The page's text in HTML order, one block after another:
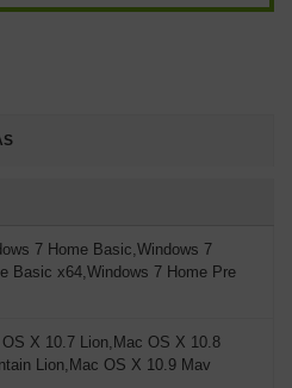
7 Home Basic,Windows 7
Basic x64,Windows 7 Home Pre
OS X 10.7 Lion,Mac OS X 10.8
Lion,Mac OS X 10.9 Mav